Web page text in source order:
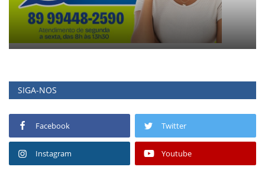
SIGA-NOS
Facebook Twitter
Instagram Youtube